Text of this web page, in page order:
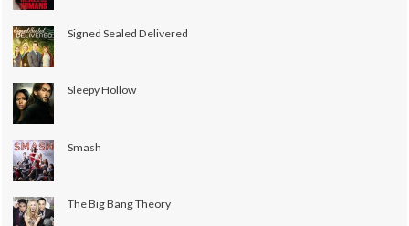
Signed Sealed Delivered
Sleepy Hollow
Smash
The Big Bang Theory